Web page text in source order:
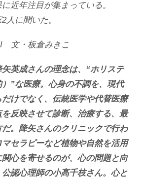
近年注目が集まっている。
人に聞いた。
文・板倉みきこ
英成さんの理念は、“ホリステ
）”な医療。心身の不調を、現代
けでなく、伝統医学や代替医療
反映させて診断、治療する、最
。降矢さんのクリニックで行わ
セラピーなど植物や自然を活用
関心を寄せるのが、心の問題と向
認心理師の小高千枝さん。心と